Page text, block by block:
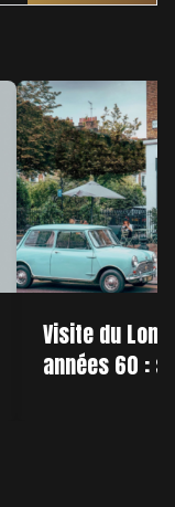
Visite du
années 60 :